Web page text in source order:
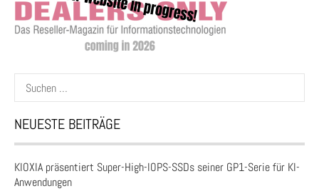
Suchen
nach:
NEUESTE BEITRÄGE
KIOXIA präsentiert Super-High-IOPS-SSDs seiner GP1-Serie für KI-
Anwendungen